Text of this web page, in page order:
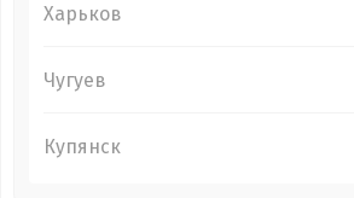
Харьков
Чугуев
Купянск